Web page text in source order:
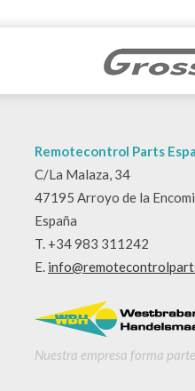
Remotecontrol Parts
C/La Malaza, 34
47195 Arroyo de la
España
T. +34 983 311242
E.
Nuestra empresa forma